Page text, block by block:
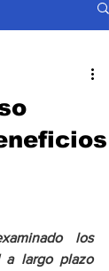
los
a largo plazo